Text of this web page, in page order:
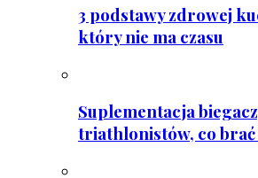
3 podstawy zdrowej
który nie ma czasu
Suplementacja
triathlonistów, co brać